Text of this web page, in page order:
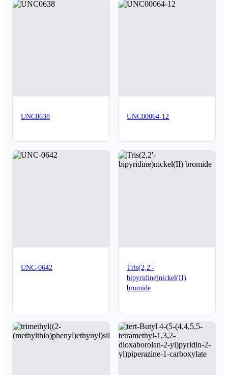
UNC0638 UNC00064-12
UNC-0642
Tris(2,2'-
bipyridine)nickel(II)
bromide